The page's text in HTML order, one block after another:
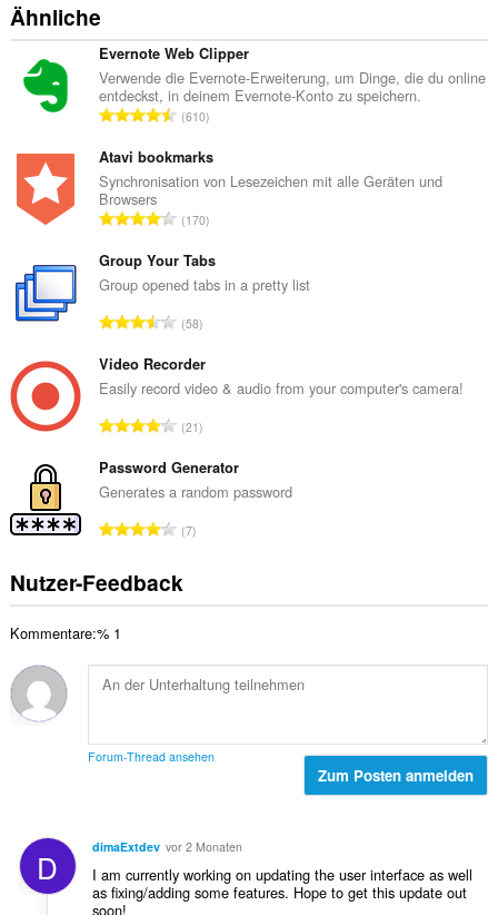
Ähnliche
Evernote Web Clipper
Verwende die Evernote-Erweiterung, um Dinge, die du online
entdeckst, in deinem Evernote-Konto zu speichern.
G
s
a
t
B
e
w
e
r
t
n
e
n
610
Atavi bookmarks
Synchronisation von Lesezeichen mit alle Geräten und
Browsers
G
s
a
t
B
e
w
e
r
t
n
e
n
170
Group Your Tabs
Group opened tabs in a pretty list
G
s
a
t
B
e
w
e
t
u
e
58
Video Recorder
Easily record video & audio from your computer's camera!
G
s
a
t
B
e
r
t
g
21
Password Generator
Generates a random password
G
s
a
e
B
e
n
e
n
7
Nutzer-Feedback
Kommentare:% 1
Forum-Thread ansehen
Zum Posten anmelden
D dimaExtdev vor 2 Monaten
I am currently working on updating the user interface as well
as fixing/adding some features. Hope to get this update out
soon!